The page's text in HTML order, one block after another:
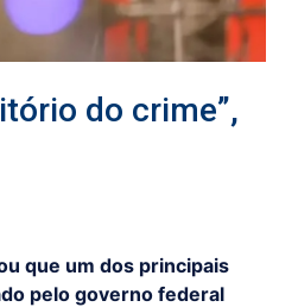
do crime”,
que um dos principais
pelo governo federal